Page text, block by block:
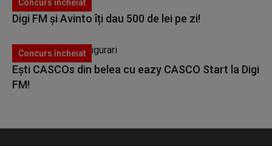
Concurs încheiat
Digi FM și Avinto îți dau 500 de lei pe zi!
Concurs încheiat
Ești CASCOs din belea cu eazy CASCO Start la Digi
FM!